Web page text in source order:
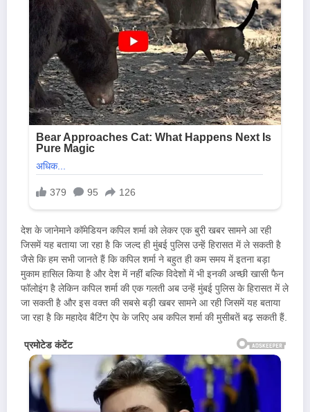
देश के जानेमाने कॉमेडियन कपिल शर्मा को लेकर एक बुरी खबर सामने आ रही
जिसमें यह बताया जा रहा है कि जल्द ही मुंबई पुलिस उन्हें हिरासत में ले सकती है
जैसे कि हम सभी जानते हैं कि कपिल शर्मा ने बहुत ही कम समय में इतना बड़ा
मुकाम हासिल किया है और देश में नहीं बल्कि विदेशों में भी इनकी अच्छी खासी फैन
फॉलोइंग है लेकिन कपिल शर्मा की एक गलती अब उन्हें मुंबई पुलिस के हिरासत में ले
जा सकती है और इस वक्त की सबसे बड़ी खबर सामने आ रही जिसमें यह बताया
जा रहा है कि महादेव बैटिंग ऐप के जरिए अब कपिल शर्मा की मुसीबतें बढ़ सकती हैं.